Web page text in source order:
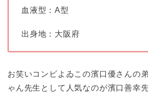
血液型：A型
出身地：大阪府
お笑いコンビよゐこの濱口優さんの
ゃん先生として人気なのが濱口善幸